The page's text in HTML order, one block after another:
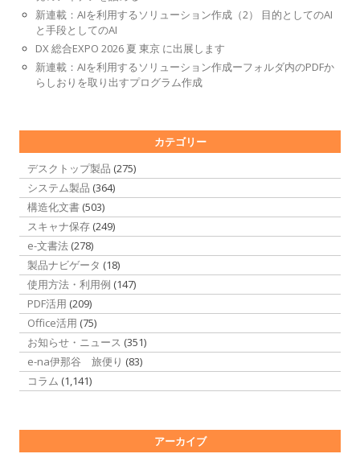
新連載：AIを利用するソリューション作成（2） 目的としてのAI
と手段としてのAI
DX 総合EXPO 2026 夏 東京 に出展します
新連載：AIを利用するソリューション作成ーフォルダ内のPDFか
らしおりを取り出すプログラム作成
カテゴリー
デスクトップ製品 (275)
システム製品 (364)
構造化文書 (503)
スキャナ保存 (249)
e-文書法 (278)
製品ナビゲータ (18)
使用方法・利用例 (147)
PDF活用 (209)
Office活用 (75)
お知らせ・ニュース (351)
e-na伊那谷 旅便り (83)
コラム (1,141)
アーカイブ